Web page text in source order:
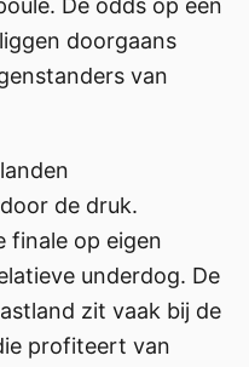
De odds op een
doorgaans
van
de druk.
finale op eigen
underdog. De
zit vaak bij de
profiteert van